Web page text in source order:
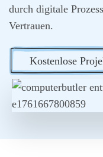
durch digi­ta­le
Ver­trau­en.
Kos­ten­lo­se